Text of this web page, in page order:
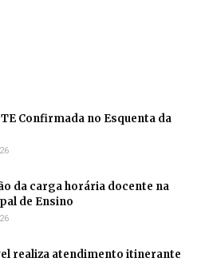
Confirmada no Esquenta da
da carga horária docente na
de Ensino
realiza atendimento itinerante